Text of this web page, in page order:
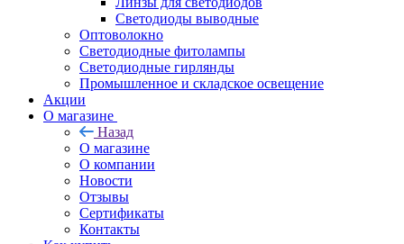
Светодиоды выводные
Оптоволокно
Светодиодные фитолампы
Светодиодные гирлянды
Промышленное и складское освещение
Акции
О магазине
Назад
О магазине
О компании
Новости
Отзывы
Сертификаты
Контакты